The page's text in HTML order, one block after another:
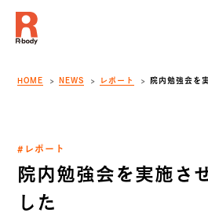
HOME NEWS レポート 院内勉強会を
#レポート
院内勉強会を実施さ
した